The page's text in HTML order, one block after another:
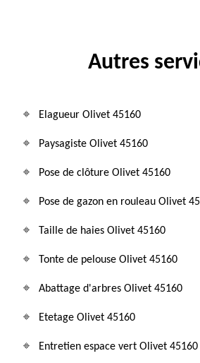
Autres
Elagueur Olivet 45160
Paysagiste Olivet 45160
Pose de clôture Olivet 45160
Pose de gazon en rouleau Olivet
Taille de haies Olivet 45160
Tonte de pelouse Olivet 45160
Abattage d'arbres Olivet 45160
Etetage Olivet 45160
Entretien espace vert Olivet 45160